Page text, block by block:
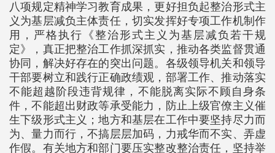
八项规定精神学习教育成果，更好担负起整治形式主
义为基层减负主体责任，切实发挥好专项工作机制作
用，严格执行《整治形式主义为基层减负若干规
定》，真正把整治工作抓深抓实，推动各类监督贯通
协同，解决好存在的突出问题。各级领导机关和领导
干部要树立和践行正确政绩观，部署工作、推动落实
不能超越阶段违背规律，不能脱离实际不顾自身条
件，不能超出财政等承受能力，防止上级官僚主义催
生下级形式主义；地方和基层在工作中要坚持尽力而
为、量力而行，不搞层层加码，力戒华而不实、弄虚
作假。有关地方和部门要压实整改整治责任，坚持举